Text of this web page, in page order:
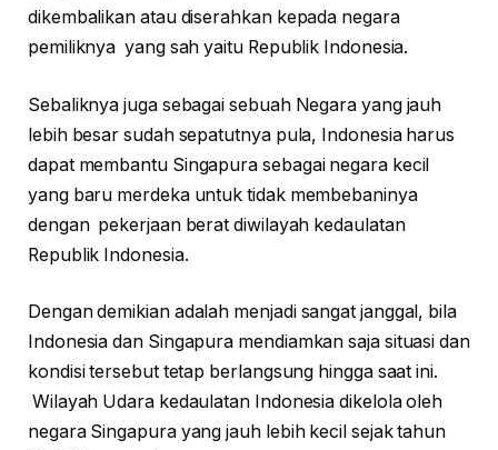
dikembalikan atau diserahkan kepada negara
pemiliknya yang sah yaitu Republik Indonesia.
Sebaliknya juga sebagai sebuah Negara yang jauh
lebih besar sudah sepatutnya pula, Indonesia harus
dapat membantu Singapura sebagai negara kecil
yang baru merdeka untuk tidak membebaninya
dengan pekerjaan berat diwilayah kedaulatan
Republik Indonesia.
Dengan demikian adalah menjadi sangat janggal, bila
Indonesia dan Singapura mendiamkan saja situasi dan
kondisi tersebut tetap berlangsung hingga saat ini.
Wilayah Udara kedaulatan Indonesia dikelola oleh
negara Singapura yang jauh lebih kecil sejak tahun